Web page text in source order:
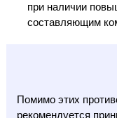
при наличии
составляющим
Помимо этих
рекомендуется